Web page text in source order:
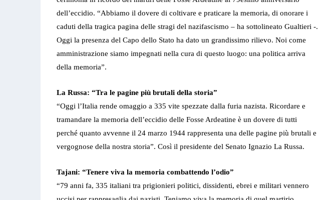
dell’eccidio. “Abbiamo il dovere di coltivare e praticare la memoria, di onorare i
caduti della tragica pagina delle stragi del nazifascismo – ha sottolineato Gualtieri -.
Oggi la presenza del Capo dello Stato ha dato un grandissimo rilievo. Noi come
amministrazione siamo impegnati nella cura di questo luogo: una politica arriva
della memoria”.
La Russa: “Tra le pagine più brutali della storia”
“Oggi l’Italia rende omaggio a 335 vite spezzate dalla furia nazista. Ricordare e
tramandare la memoria dell’eccidio delle Fosse Ardeatine è un dovere di tutti
perché quanto avvenne il 24 marzo 1944 rappresenta una delle pagine più brutali e
vergognose della nostra storia”. Così il presidente del Senato Ignazio La Russa.
Tajani: “Tenere viva la memoria combattendo l’odio”
“79 anni fa, 335 italiani tra prigionieri politici, dissidenti, ebrei e militari vennero